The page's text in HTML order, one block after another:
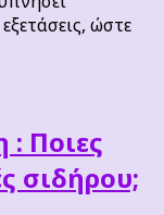
ώστε
: Ποιες
σιδήρου;